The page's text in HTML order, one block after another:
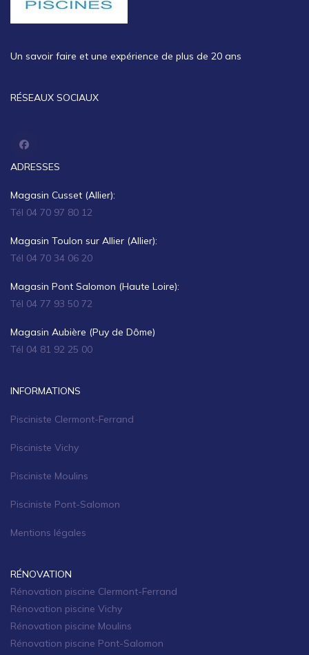
Un savoir faire et une expérience de plus de 20 ans
RÉSEAUX SOCIAUX
ADRESSES
Magasin Cusset (Allier):
Tél 04 70 97 80 12
Magasin Toulon sur Allier (Allier):
Tél 04 70 34 06 20
Magasin Pont Salomon (Haute Loire):
Tél 04 77 93 50 72
Magasin Aubière (Puy de Dôme)
Tél 04 81 92 25 00
INFORMATIONS
Pisciniste Clermont-Ferrand
Pisciniste Vichy
Pisciniste Moulins
Pisciniste Pont-Salomon
Mentions légales
RÉNOVATION
Rénovation piscine Clermont-Ferrand
Rénovation piscine Vichy
Rénovation piscine Moulins
Rénovation piscine Pont-Salomon